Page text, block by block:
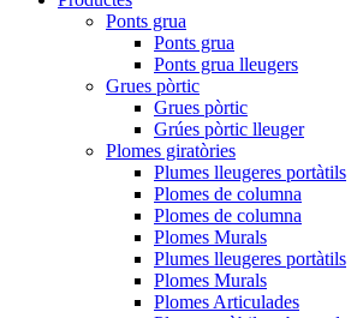
Ponts grua
Ponts grua
Ponts grua lleugers
Grues pòrtic
Grues pòrtic
Grúes pòrtic lleuger
Plomes giratòries
Plumes lleugeres portàtils
Plomes de columna
Plomes de columna
Plomes Murals
Plumes lleugeres portàtils
Plomes Murals
Plomes Articulades